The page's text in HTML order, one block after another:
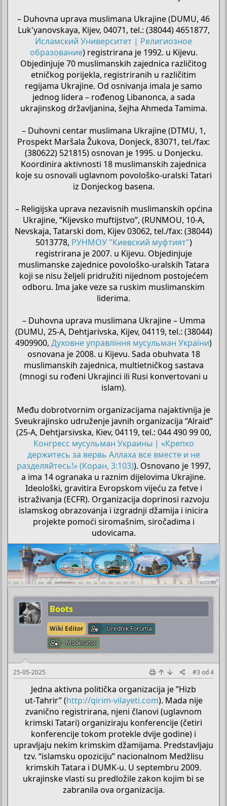
– Duhovna uprava muslimana Ukrajine (DUMU, 46
Luk'yanovskaya, Kijev, 04071, tel.: (38044) 4651877,
Исламский Университет | Религиозное
образование) registrirana je 1992. u Kijevu.
Objedinjuje 70 muslimanskih zajednica različitog
etničkog porijekla, registriranih u različitim
regijama Ukrajine. Od osnivanja imala je samo
jednog lidera – rođenog Libanonca, a sada
ukrajinskog državljanina, šejha Ahmeda Tamima.
– Duhovni centar muslimana Ukrajine (DTMU, 1,
Prospekt Maršala Žukova, Donjeck, 83071, tel./fax:
(380622) 521815) osnovan je 1995. u Donjecku.
Koordinira aktivnosti 18 muslimanskih zajednica
koje su osnovali uglavnom povološko-uralski Tatari
iz Donjeckog basena.
– Religijska uprava nezavisnih muslimanskih općina
Ukrajine, “Kijevsko muftijstvo”, (RUNMOU, 10-A,
Nevskaja, Tatarski dom, Kijev 03062, tel./fax: (38044)
5013778, РУНМОУ "Киевский муфтият")
registrirana je 2007. u Kijevu. Objedinjuje
muslimanske zajednice povološko-uralskih Tatara
koji se nisu željeli pridružiti nijednom postojećem
odboru. Ima jake veze sa ruskim muslimanskim
liderima.
– Duhovna uprava muslimana Ukrajine – Umma
(DUMU, 25-A, Dehtjarivska, Kijev, 04119, tel.: (38044)
4909900, Духовне управління мусульман України)
osnovana je 2008. u Kijevu. Sada obuhvata 18
muslimanskih zajednica, multietničkog sastava
(mnogi su rođeni Ukrajinci ili Rusi konvertovani u
islam).
Među dobrotvornim organizacijama najaktivnija je
Sveukrajinsko udruženje javnih organizacija “Alraid”
(25-A, Dehtjarsivska, Kiev, 04119, tel.: 044 490 99 00,
Конгресс мусульман Украины | «Крепко
держитесь за вервь Аллаха все вместе и не
разделяйтесь!» (Коран, 3:103)). Osnovano je 1997,
a ima 14 ogranaka u raznim dijelovima Ukrajine.
Ideološki, gravitira Evropskom vijeću za fetve i
istraživanja (ECFR). Organizacija doprinosi razvoju
islamskog obrazovanja i izgradnji džamija i inicira
projekte pomoći siromašnim, siročadima i
udovicama.​
Boots
Wiki Editor
Urednik Foruma
Moderator
25-05-2025 #3 od4
Jedna aktivna politička organizacija je ”Hizb
ut‑Tahrir” (http://qirim-vilayeti.com). Mada nije
zvanično registrirana, njeni članovi (uglavnom
krimski Tatari) organiziraju konferencije (četiri
konferencije tokom protekle dvije godine) i
upravljaju nekim krimskim džamijama. Predstavljaju
tzv. “islamsku opoziciju” nacionalnom Medžlisu
krimskih Tatara i DUMK‑u. U septembru 2009.
ukrajinske vlasti su predložile zakon kojim bi se
zabranila ova organizacija.